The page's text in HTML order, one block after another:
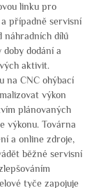
linku pro
případně servisní
náhradních dílů
dodání a
aktivit.
na CNC ohýbací
výkon
plánovaných
výkonu. Továrna
a online zdroje,
běžné servisní
tyče zapojuje